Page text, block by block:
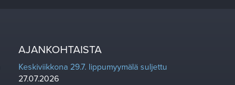
AJANKOHTAISTA
Keskiviikkona 29.7. lippumyymälä suljettu
27.07.2026